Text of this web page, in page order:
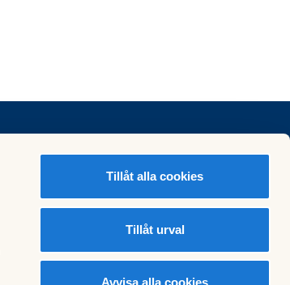
Tillåt alla cookies
Tillåt urval
Avvisa alla cookies